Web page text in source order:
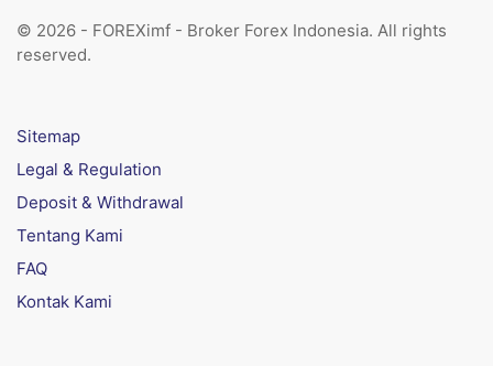
© 2026 - FOREXimf - Broker Forex Indonesia. All rights
reserved.
Sitemap
Legal & Regulation
Deposit & Withdrawal
Tentang Kami
FAQ
Kontak Kami